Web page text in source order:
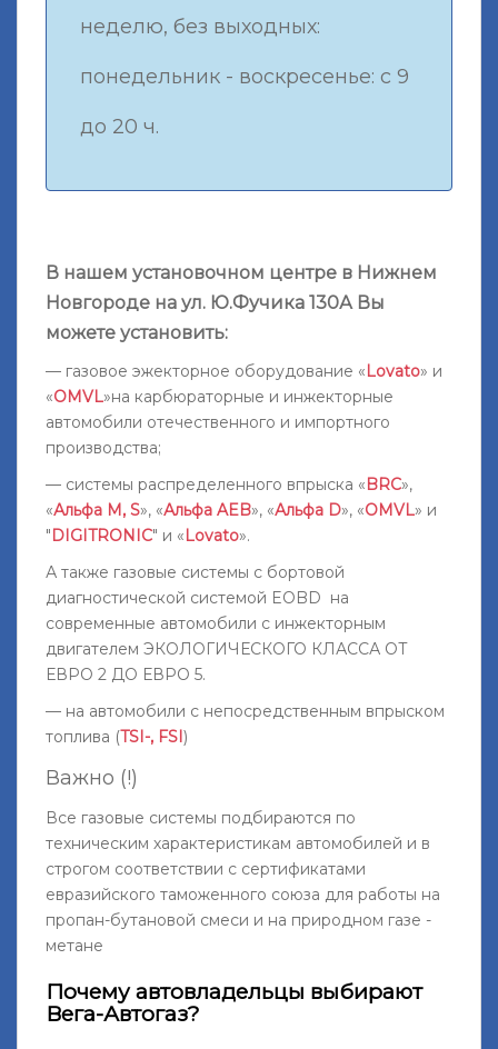
неделю, без выходных:
понедельник - воскресенье: с 9
до 20 ч.
В нашем установочном центре в Нижнем
Новгороде на ул. Ю.Фучика 130А Вы
можете установить:
— газовое эжекторное оборудование «Lovato» и
«OMVL»на карбюраторные и инжекторные
автомобили отечественного и импортного
производства;
— системы распределенного впрыска «BRC»,
«Альфа M, S», «Альфа AEB», «Альфа D», «OMVL» и
"DIGITRONIC" и «Lovato».
А также газовые системы с бортовой
диагностической системой EOBD на
современные автомобили с инжекторным
двигателем ЭКОЛОГИЧЕСКОГО КЛАССА ОТ
ЕВРО 2 ДО ЕВРО 5.
— на автомобили с непосредственным впрыском
топлива (TSI-, FSI)
Важно (!)
Все газовые системы подбираются по
техническим характеристикам автомобилей и в
строгом соответствии с сертификатами
евразийского таможенного союза для работы на
пропан-бутановой смеси и на природном газе -
метане
Почему автовладельцы выбирают
Вега-Автогаз?